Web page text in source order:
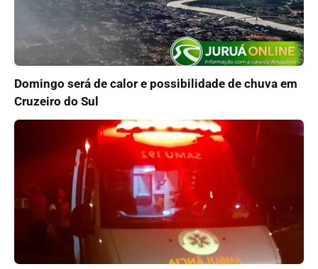
Domingo será de calor e possibilidade de chuva em
Cruzeiro do Sul